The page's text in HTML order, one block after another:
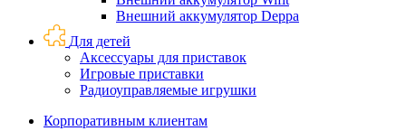
Внешний аккумулятор Deppa
Для детей
Аксессуары для приставок
Игровые приставки
Радиоуправляемые игрушки
Корпоративным клиентам